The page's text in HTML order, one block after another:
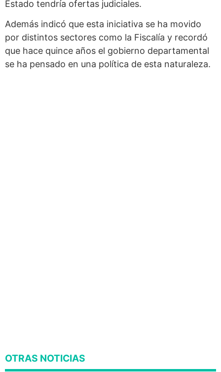
Estado tendría ofertas judiciales.
Además indicó que esta iniciativa se ha movido
por distintos sectores como la Fiscalía y recordó
que hace quince años el gobierno departamental
se ha pensado en una política de esta naturaleza.
OTRAS NOTICIAS